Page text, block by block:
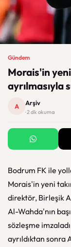
Gündem
Morais'in
ayrılmasıyla
A Arşiv
· 2 dk okuma
Bodrum FK ile
Morais'in yeni
direktör, Birleşik
Al-Wahda'nın
sözleşme
ayrıldıktan sonra